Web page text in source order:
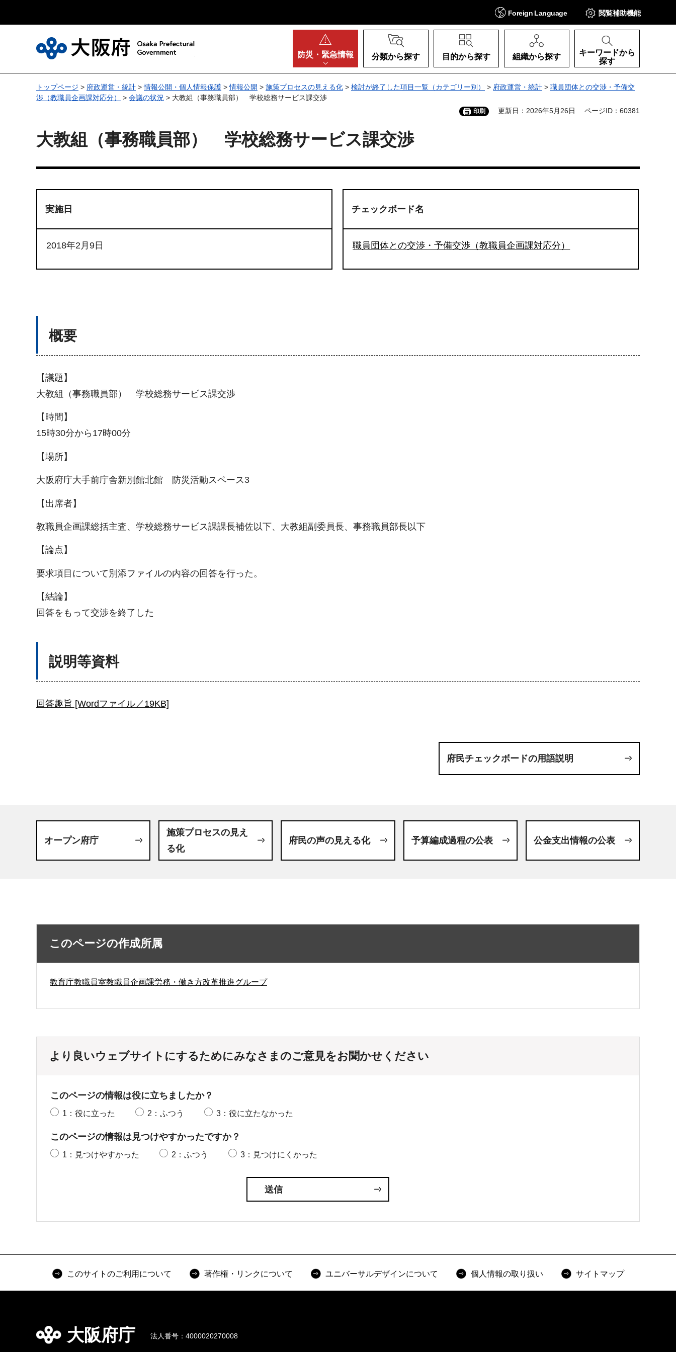
Foreign Language 閲覧補助機能
防災・ 緊急情報 分類から探す 目的から探す 組織から探す
キーワードから
探す
トップページ > 府政運営・統計 >情報公開・個人情報保護 >情報公開 > 施策プロセスの見える化 > 検討が終了した項目一覧（カテゴリー別） > 府政運営・統計 > 職員団体との交渉・予備交
渉（教職員企画課対応分）
> 会議の状況 > 大教組（事務職員部） 学校総務サービス課交渉
印刷 更新日：2026年5月26日 ページID：60381
大教組（事務職員部） 学校総務サービス課交渉
実施日
2018年2月9日
チェックボード名
職員団体との交渉・予備交渉（教職員企画課対応分）
概要
【議題】
大教組（事務職員部） 学校総務サービス課交渉
【時間】
15時30分から17時00分
【場所】
大阪府庁大手前庁舎新別館北館 防災活動スペース3
【出席者】
教職員企画課総括主査、学校総務サービス課課長補佐以下、大教組副委員長、事務職員部長以下
【論点】
要求項目について別添ファイルの内容の回答を行った。
【結論】
回答をもって交渉を終了した
説明等資料
回答趣旨 [Wordファイル／19KB]
府民チェックボードの用語説明
オープン府庁
施策プロセスの見え
る化
府民の声の見える化 予算編成過程の公表 公金支出情報の公表
このページの作成所属
教育庁教職員室教職員企画課労務・働き方改革推進グループ
より良いウェブサイトにするためにみなさまのご意見をお聞かせください
このページの情報は役に立ちましたか？
1：役に立った 2：ふつう 3：役に立たなかった
このページの情報は見つけやすかったですか？
1：見つけやすかった 2：ふつう 3：見つけにくかった
このサイトのご利用について 著作権・リンクについて ユニバーサルデザインについて 個人情報の取り扱い サイトマップ
大阪府庁 法人番号：4000020270008